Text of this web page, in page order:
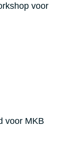
voor
voor MKB